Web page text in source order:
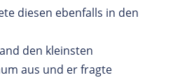
diesen ebenfalls in den
den kleinsten
aus und er fragte